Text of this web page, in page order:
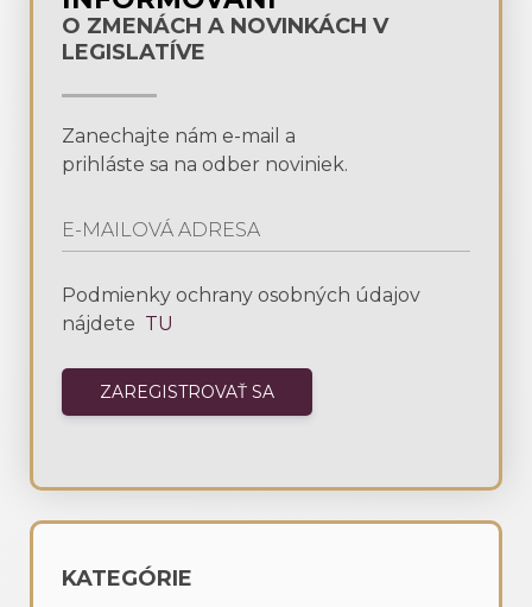
O ZMENÁCH A NOVINKÁCH V
LEGISLATÍVE
Zanechajte nám e-mail a
prihláste sa na odber noviniek.
Podmienky ochrany osobných údajov
nájdete TU
KATEGÓRIE